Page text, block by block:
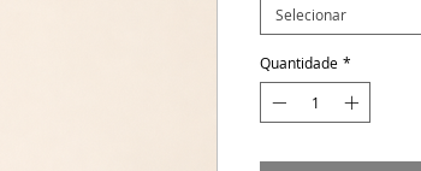
Selecionar
Quantidade *